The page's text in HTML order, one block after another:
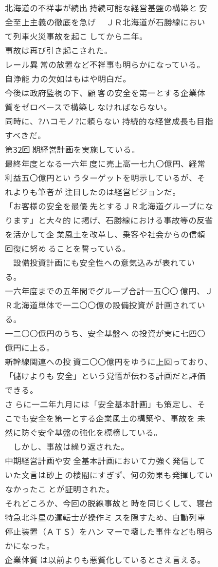
北海道の不祥事が続出 持続可能な経営基盤の構築と 安
全至上主義の徹底を急げ ＪＲ北海道が石勝線におい
て列車火災事故を起こ してから二年。
事故は再び引き起こされた。
レール異 常の放置など不祥事も明らかになっている。
自浄能 力の欠如はもはや明白だ。
今後は政府監視の下、顧 客の安全を第一とする企業体
質をゼロベースで構築し なければならない。
同時に、?ハコモノ?に頼らない 持続的な経営成長も目指
すべきだ。
第32回 期経営計画を実施している。
最終年度となる一六年 度に売上高一七九〇億円、経常
利益五〇億円とい うターゲットを明示しているが、そ
れよりも筆者が 注目したのは経営ビジョンだ。
「お客様の安全を最優 先とするＪＲ北海道グループにな
ります」と大々的 に掲げ、石勝線における事故等の反省
を活かして企 業風土を改革し、乗客や社会からの信頼
回復に努め ることを誓っている。
設備投資計画にも安全性への意気込みが表れてい
る。
一六年度までの五年間でグループ合計一五〇〇 億円、Ｊ
Ｒ北海道単体で一二〇〇億の設備投資が 計画されてい
る。
一二〇〇億円のうち、安全基盤へ の投資が実に七四〇
億円に上る。
新幹線関連への投 資二〇〇億円をゆうに上回っており、
「儲けよりも 安全」という覚悟が伝わる計画だと評価
できる。
さ らに一二年九月には「安全基本計画」も策定し、そ
こでも安全を第一とする企業風土の構築や、事故を 未
然に防ぐ安全基盤の強化を標榜している。
しかし、事故は繰り返された。
中期経営計画や安 全基本計画において力強く発信して
いた文言は砂上 の楼閣にすぎず、何の効果も発揮してい
なかったこ とが証明された。
それどころか、今回の脱線事故と 時を同じくして、寝台
特急北斗星の運転士が操作ミ スを隠すため、自動列車
停止装置（ＡＴＳ）をハン マーで壊した事件なども明ら
かになった。
企業体質 は以前よりも悪質化しているとさえ言える。